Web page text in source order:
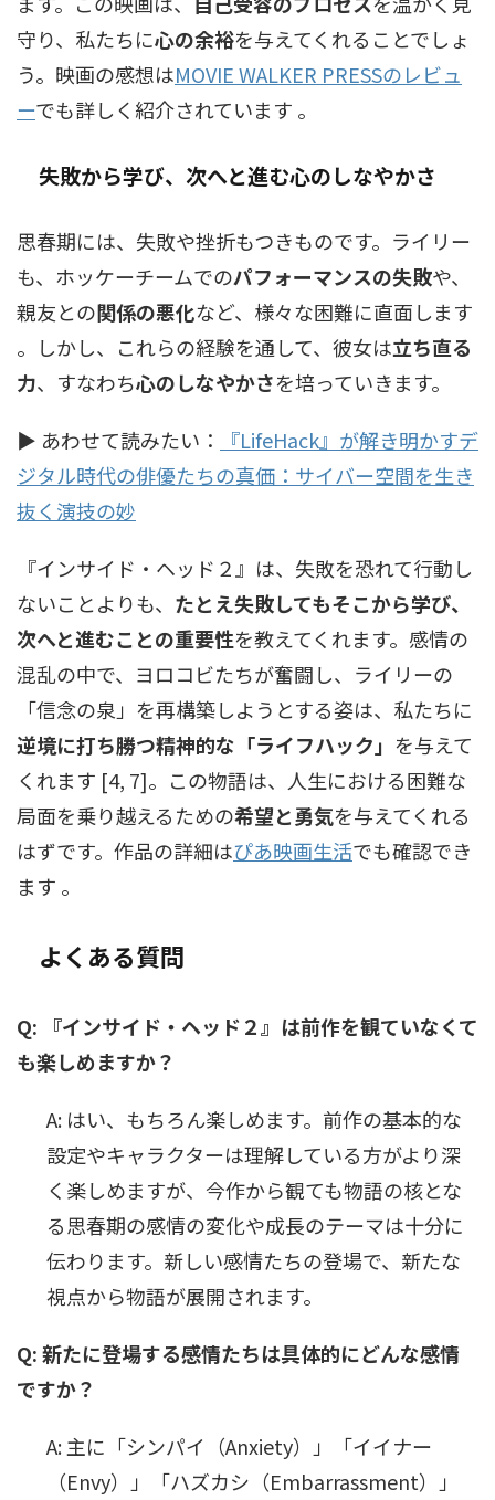
守り、私たちに心の余裕を与えてくれることでしょ
う。映画の感想はMOVIE WALKER PRESSのレビュ
ーでも詳しく紹介されています 。
失敗から学び、次へと進む心のしなやかさ
思春期には、失敗や挫折もつきものです。ライリー
も、ホッケーチームでのパフォーマンスの失敗や、
親友との関係の悪化など、様々な困難に直面します
。しかし、これらの経験を通して、彼女は立ち直る
力、すなわち心のしなやかさを培っていきます。
▶ あわせて読みたい：
『LifeHack』が解き明かすデ
ジタル時代の俳優たちの真価：サイバー空間を生き
抜く演技の妙
『インサイド・ヘッド２』は、失敗を恐れて行動し
ないことよりも、 たとえ失敗してもそこから学び、
次へと進むことの重要性を教えてくれます。感情の
混乱の中で、ヨロコビたちが奮闘し、ライリーの
「信念の泉」を再構築しようとする姿は、私たちに
逆境に打ち勝つ精神的な「ライフハック」 を与えて
くれます [4, 7]。この物語は、人生における困難な
局面を乗り越えるための希望と勇気を与えてくれる
はずです。作品の詳細はぴあ映画生活でも確認でき
ます 。
よくある質問
Q: 『インサイド・ヘッド２』は前作を観ていなくて
も楽しめますか？
A: はい、もちろん楽しめます。前作の基本的な
設定やキャラクターは理解している方がより深
く楽しめますが、今作から観ても物語の核とな
る思春期の感情の変化や成長のテーマは十分に
伝わります。新しい感情たちの登場で、新たな
視点から物語が展開されます。
Q: 新たに登場する感情たちは具体的にどんな感情
ですか？
A: 主に「シンパイ（Anxiety）」「イイナー
（Envy）」「ハズカシ（Embarrassment）」